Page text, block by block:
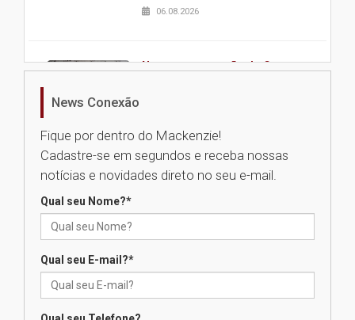
06.08.2026
Nova apresentação do Centro
Universidade Mackenzie
realizará nova edição da Feira
das novas tecnologias em
News Conexão
Fique por dentro do Mackenzie!
Cadastre-se em segundos e receba nossas
notícias e novidades direto no seu e-mail.
Qual seu Nome?*
Qual seu E-mail?*